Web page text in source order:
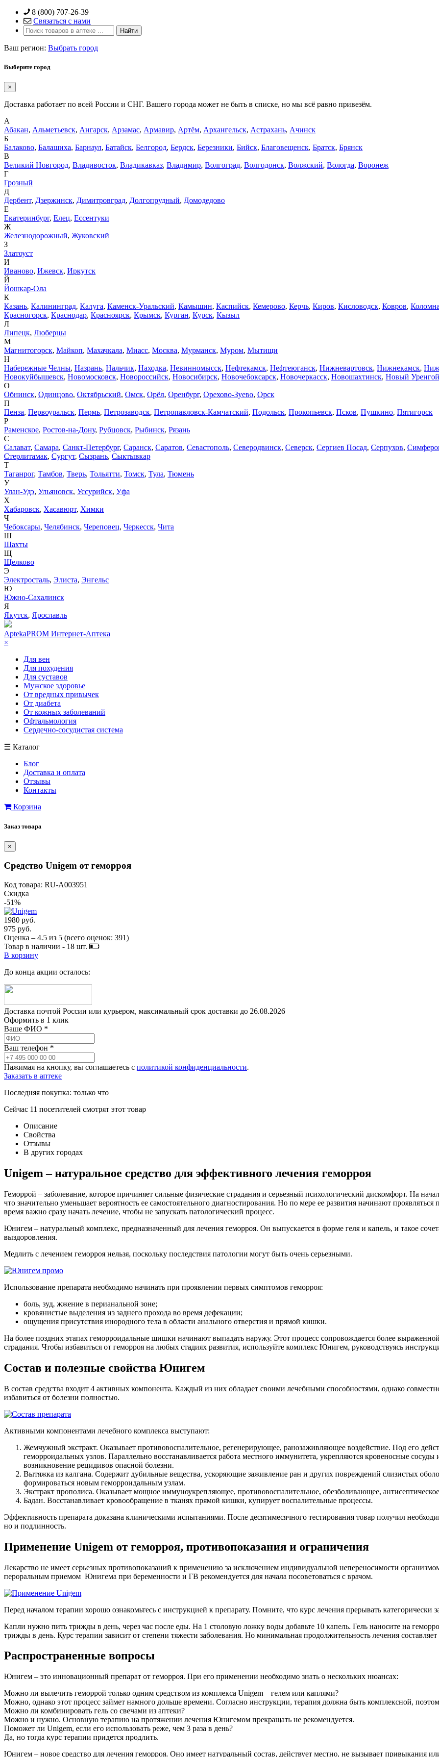
Skip
content
8 (800) 707-26-39
Связаться с нами
Ваш регион: Выбрать город
Выберите город
×
Доставка работает по всей России и СНГ. Вашего города может не быть в списке, но мы всё равно привезём.
А
Абакан, Альметьевск, Ангарск, Арзамас, Армавир, Артём, Архангельск, Астрахань, Ачинск
Б
Балаково, Балашиха, Барнаул, Батайск, Белгород, Бердск, Березники, Бийск, Благовещенск, Братск, Брянск
В
Великий Новгород, Владивосток, Владикавказ, Владимир, Волгоград, Волгодонск, Волжский, Вологда, Воронеж
Г
Грозный
Д
Дербент, Дзержинск, Димитровград, Долгопрудный, Домодедово
Е
Екатеринбург, Елец, Ессентуки
Ж
Железнодорожный, Жуковский
З
Златоуст
И
Иваново, Ижевск, Иркутск
Й
Йошкар-Ола
К
Казань, Калининград, Калуга, Каменск-Уральский, Камышин, Каспийск, Кемерово, Керчь, Киров, Кисловодск, Ковров, Коломна
Красногорск, Краснодар, Красноярск, Крымск, Курган, Курск, Кызыл
Л
Липецк, Люберцы
М
Магнитогорск, Майкоп, Махачкала, Миасс, Москва, Мурманск, Муром, Мытищи
Н
Набережные Челны, Назрань, Нальчик, Находка, Невинномысск, Нефтекамск, Нефтеюганск, Нижневартовск, Нижнекамск,
Новокуйбышевск, Новомосковск, Новороссийск, Новосибирск, Новочебоксарск, Новочеркасск, Новошахтинск, Новый Уренгой
О
Обнинск, Одинцово, Октябрьский, Омск, Орёл, Оренбург, Орехово-Зуево, Орск
П
Пенза, Первоуральск, Пермь, Петрозаводск, Петропавловск-Камчатский, Подольск, Прокопьевск, Псков, Пушкино, Пятигорск
Р
Раменское, Ростов-на-Дону, Рубцовск, Рыбинск, Рязань
С
Салават, Самара, Санкт-Петербург, Саранск, Саратов, Севастополь, Северодвинск, Северск, Сергиев Посад, Серпухов,
Стерлитамак, Сургут, Сызрань, Сыктывкар
Т
Таганрог, Тамбов, Тверь, Тольятти, Томск, Тула, Тюмень
У
Улан-Удэ, Ульяновск, Уссурийск, Уфа
Х
Хабаровск, Хасавюрт, Химки
Ч
Чебоксары, Челябинск, Череповец, Черкесск, Чита
Ш
Шахты
Щ
Щелково
Э
Электросталь, Элиста, Энгельс
Ю
Южно-Сахалинск
Я
Якутск, Ярославль
AptekaPROM Интернет-Аптека
×
Для вен
Для похудения
Для суставов
Мужское здоровье
От вредных привычек
От диабета
От кожных заболеваний
Офтальмология
Сердечно-сосудистая система
☰ Каталог
Блог
Доставка и оплата
Отзывы
Контакты
Корзина
Заказ товара
×
Cредство Unigem от геморроя
Код товара: RU-A003951
Скидка
-51%
1980 руб.
975 руб.
Оценка – 4.5 из 5 (всего оценок: 391)
Товар в наличии - 18 шт.
В корзину
До конца акции осталось:
Доставка почтой России или курьером, максимальный срок доставки до 26.08.2026
Оформить в 1 клик
Ваше ФИО *
Ваш телефон *
Нажимая на кнопку, вы соглашаетесь с политикой конфиденциальности.
Заказать в аптеке
Последняя покупка: только что
Сейчас 11 посетителей смотрят этот товар
Описание
Свойства
Отзывы
В других городах
Unigem – натуральное средство для эффективного лечения геморроя
Геморрой – заболевание, которое причиняет сильные физические страдания и серьезный психологический дискомфорт. На
что значительно уменьшает вероятность ее самостоятельного диагностирования. Но по мере ее развития начинают
время важно сразу начать лечение, чтобы не запускать патологический процесс.
Юнигем – натуральный комплекс, предназначенный для лечения геморроя. Он выпускается в форме геля и капель, и такое
выздоровления.
Медлить с лечением геморроя нельзя, поскольку последствия патологии могут быть очень серьезными.
Использование препарата необходимо начинать при проявлении первых симптомов геморроя:
боль, зуд, жжение в перианальной зоне;
кровянистые выделения из заднего прохода во время дефекации;
ощущения присутствия инородного тела в области анального отверстия и прямой кишки.
На более поздних этапах геморроидальные шишки начинают выпадать наружу. Этот процесс сопровождается более
страдания. Чтобы избавиться от геморроя на любых стадиях развития, используйте комплекс Юнигем, руководствуясь
Состав и полезные свойства Юнигем
В состав средства входит 4 активных компонента. Каждый из них обладает своими лечебными способностями, однако
избавиться от болезни полностью.
Активными компонентами лечебного комплекса выступают:
Жемчужный экстракт. Оказывает противовоспалительное, регенерирующее, ранозаживляющее воздействие. Под его
геморроидальных узлов. Параллельно восстанавливается работа местного иммунитета, укрепляются кровеносные
возникновение рецидивов опасной болезни.
Вытяжка из калгана. Содержит дубильные вещества, ускоряющие заживление ран и других повреждений слизистых
формироваться новым геморроидальным узлам.
Экстракт прополиса. Оказывает мощное иммуноукрепляющее, противовоспалительное, обезболивающее,
Бадан. Восстанавливает кровообращение в тканях прямой кишки, купирует воспалительные процессы.
Эффективность препарата доказана клиническими испытаниями. После десятимесячного тестирования товар получил
но и подлинность.
Применение Unigem от геморроя, противопоказания и ограничения
Лекарство не имеет серьезных противопоказаний к применению за исключением индивидуальной непереносимости
пероральным приемом Юнигема при беременности и ГВ рекомендуется для начала посоветоваться с врачом.
Перед началом терапии хорошо ознакомьтесь с инструкцией к препарату. Помните, что курс лечения прерывать категорически
Капли нужно пить трижды в день, через час после еды. На 1 столовую ложку воды добавьте 10 капель. Гель наносите на
трижды в день. Курс терапии зависит от степени тяжести заболевания. Но минимальная продолжительность лечения составляет
Распространенные вопросы
Юнигем – это инновационный препарат от геморроя. При его применении необходимо знать о нескольких нюансах:
Можно ли вылечить геморрой только одним средством из комплекса Unigem – гелем или каплями?
Можно, однако этот процесс займет намного дольше времени. Согласно инструкции, терапия должна быть комплексной,
Можно ли комбинировать гель со свечами из аптеки?
Можно и нужно. Основную терапию на протяжении лечения Юнигемом прекращать не рекомендуется.
Поможет ли Unigem, если его использовать реже, чем 3 раза в день?
Да, но тогда курс терапии придется продлить.
Юнигем – новое средство для лечения геморроя. Оно имеет натуральный состав, действует местно, не вызывает привыкания